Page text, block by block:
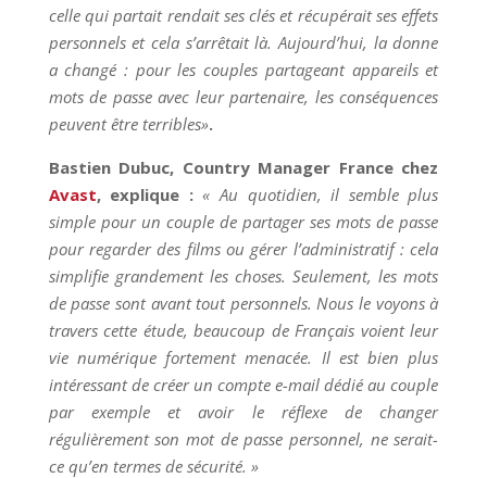
celle qui partait rendait ses clés et récupérait ses effets
personnels et cela s’arrêtait là. Aujourd’hui, la donne
a changé : pour les couples partageant appareils et
mots de passe avec leur partenaire, les conséquences
peuvent être terribles».
Bastien Dubuc, Country Manager France chez
Avast, explique : « Au quotidien, il semble plus
simple pour un couple de partager ses mots de passe
pour regarder des films ou gérer l’administratif : cela
simplifie grandement les choses. Seulement, les mots
de passe sont avant tout personnels. Nous le voyons à
travers cette étude, beaucoup de Français voient leur
vie numérique fortement menacée. Il est bien plus
intéressant de créer un compte e-mail dédié au couple
par exemple et avoir le réflexe de changer
régulièrement son mot de passe personnel, ne serait-
ce qu’en termes de sécurité. »